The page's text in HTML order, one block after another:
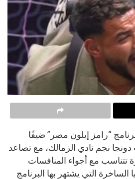
“رامز إيلون مصر” ضيفًا
دونجا نجم نادي الزمالك، مع تصاعد
تتناسب مع أجواء المنافسات
الساخرة التي يشتهر بها البرنامج